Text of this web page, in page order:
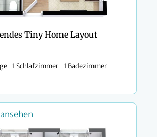
Tiny Home Layout
1 Schlafzimmer 1 Badezimmer